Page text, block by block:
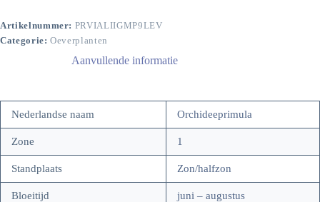
Artikelnummer: PRVIALIIGMP9LEV
Categorie:Oeverplanten
Aanvullende informatie
Nederlandse naam Orchideeprimula
Zone 1
Standplaats Zon/halfzon
Bloeitijd juni – augustus